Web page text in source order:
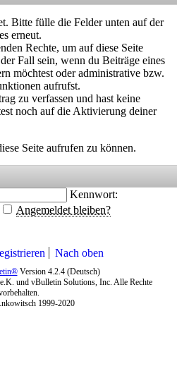
Bitte fülle die Felder unten auf der
erneut.
Rechte, um auf diese Seite
Fall sein, wenn du Beiträge eines
möchtest oder administrative bzw.
aufrufst.
zu verfassen und hast keine
noch auf die Aktivierung deiner
Seite aufrufen zu können.
Kennwort:
Angemeldet bleiben?
Nach oben
Version 4.2.4 (Deutsch)
und vBulletin Solutions, Inc. Alle Rechte
1999-2020